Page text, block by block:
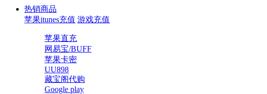
热销商品
苹果itunes充值 游戏充值
苹果直充
网易宝/BUFF
苹果卡密
UU898
藏宝阁代购
Google play